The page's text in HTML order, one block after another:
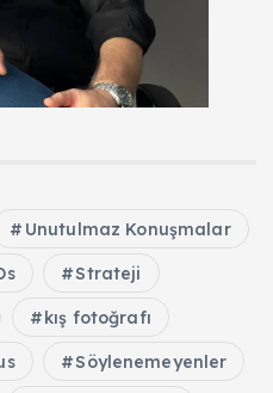
Unutulmaz Konuşmalar
Strateji
kış fotoğrafı
Söylenemeyenler